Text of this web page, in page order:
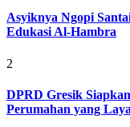
Asyiknya Ngopi
Edukasi Al-Hambra
2
DPRD Gresik
Perumahan yang